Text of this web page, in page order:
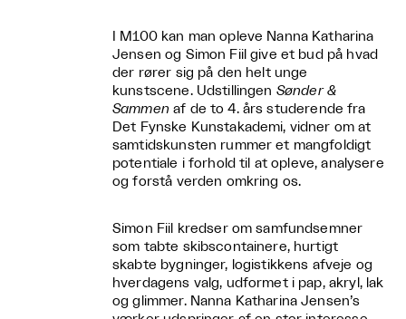
I M100 kan man opleve Nanna Katharina
Jensen og Simon Fiil give et bud på hvad
der rører sig på den helt unge
kunstscene. Udstillingen Sønder &
Sammen af de to 4. års studerende fra
Det Fynske Kunstakademi, vidner om at
samtidskunsten rummer et mangfoldigt
potentiale i forhold til at opleve, analysere
og forstå verden omkring os.
Simon Fiil kredser om samfundsemner
som tabte skibscontainere, hurtigt
skabte bygninger, logistikkens afveje og
hverdagens valg, udformet i pap, akryl, lak
og glimmer. Nanna Katharina Jensen’s